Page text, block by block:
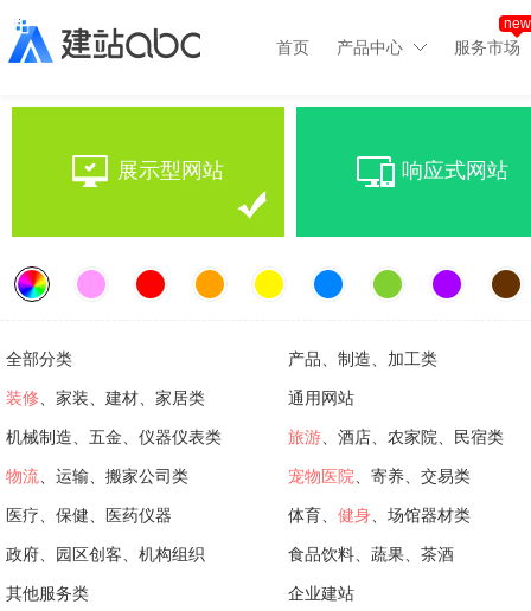
首页 产品中心 服务市场
new
展示型网站 响应式网站
全部分类 产品、制造、加工类
装修 、家装、建材、家居类 通用网站
机械制造、五金、仪器仪表类 旅游 、酒店、农家院、民宿类
物流 、运输、搬家公司类 宠物医院 、寄养、交易类
医疗、保健、医药仪器 体育、 健身 、场馆器材类
政府、园区创客、机构组织 食品饮料、蔬果、茶酒
其他服务类 企业建站